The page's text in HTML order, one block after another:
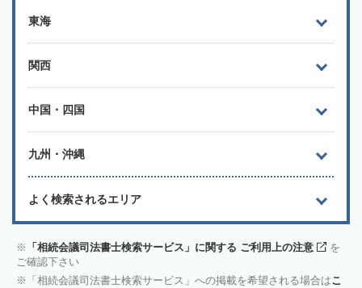
東海
関西
中国・四国
九州・沖縄
よく検索されるエリア
「相続会議司法書士検索サービス」に関する ご利用上の注意
を
ご確認下さい
「相続会議司法書士検索サービス」への掲載を希望される場合はこ